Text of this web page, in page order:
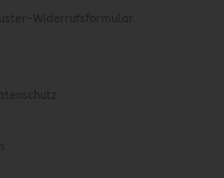
Widerrufsformular